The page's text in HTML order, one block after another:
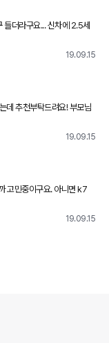
19.09.15
추천부탁드려요! 부모님
19.09.15
고민중이구요. 아니면 k7
19.09.15